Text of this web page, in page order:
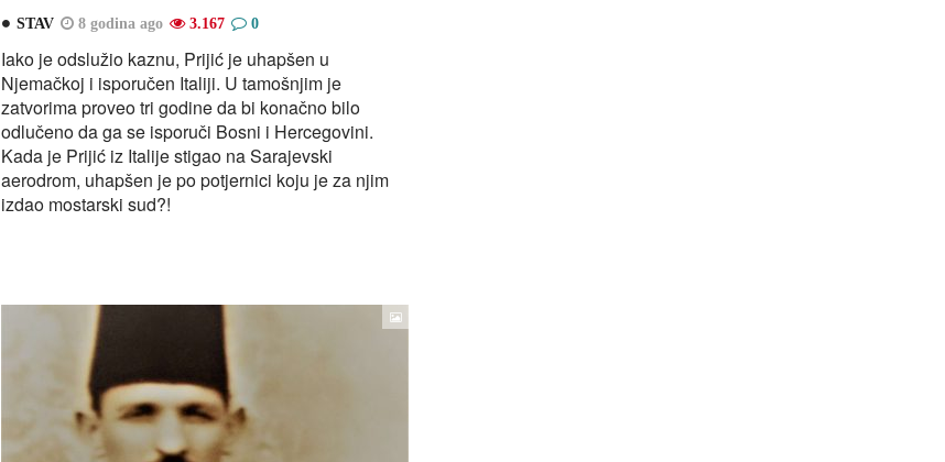
STAV 8 godina ago 3.167 0
Iako je odslužio kaznu, Prijić je uhapšen u
Njemačkoj i isporučen Italiji. U tamošnjim je
zatvorima proveo tri godine da bi konačno bilo
odlučeno da ga se isporuči Bosni i Hercegovini.
Kada je Prijić iz Italije stigao na Sarajevski
aerodrom, uhapšen je po potjernici koju je za njim
izdao mostarski sud?!